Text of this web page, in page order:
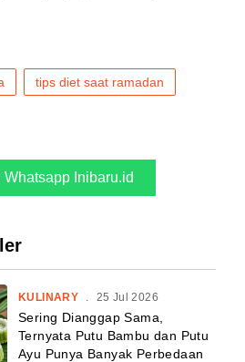
tips diet saat ramadan
Whatsapp Inibaru.id
KULINARY . 25 Jul 2026
Sering Dianggap Sama,
Ternyata Putu Bambu dan Putu
Ayu Punya Banyak Perbedaan